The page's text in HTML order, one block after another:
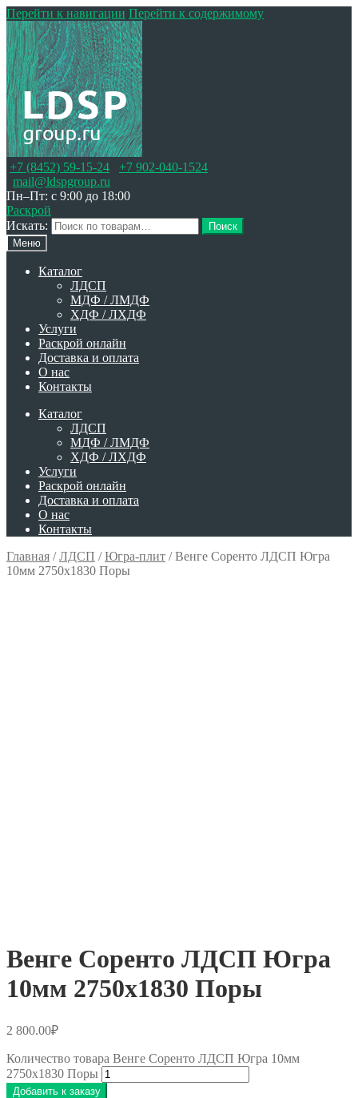
Перейти к навигации Перейти к содержимому
+7 (8452) 59-15-24
+7 902-040-1524
mail@ldspgroup.ru
Пн–Пт: с 9:00 до 18:00
Раскрой
Искать:
Поиск
Меню
Каталог
ЛДСП
МДФ / ЛМДФ
ХДФ / ЛХДФ
Услуги
Раскрой онлайн
Доставка и оплата
О нас
Контакты
Каталог
ЛДСП
МДФ / ЛМДФ
ХДФ / ЛХДФ
Услуги
Раскрой онлайн
Доставка и оплата
О нас
Контакты
Главная /ЛДСП /Югра-плит /Венге Соренто ЛДСП Югра
10мм 2750х1830 Поры
Венге Соренто ЛДСП Югра
10мм 2750х1830 Поры
2 800.00₽
Количество товара Венге Соренто ЛДСП Югра 10мм
2750х1830 Поры
Добавить к заказу